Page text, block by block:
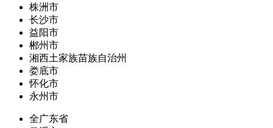
株洲市
长沙市
益阳市
郴州市
湘西土家族苗族自治州
娄底市
怀化市
永州市
全广东省